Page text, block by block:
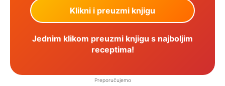
Jednim klikom preuzmi knjigu s najboljim
receptima!
Preporučujemo